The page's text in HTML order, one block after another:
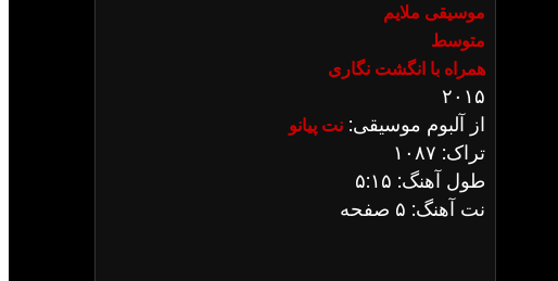
موسیقی ملایم
متوسط
همراه با انگشت نگاری
۲۰۱۵
از آلبوم موسیقی: نت پیانو
تراک: ۱۰۸۷
طول آهنگ: ۵:۱۵
نت آهنگ: ۵ صفحه